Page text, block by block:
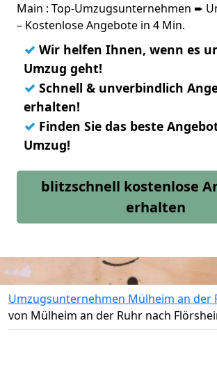
Main : Top-Umzugsunternehmen ➨
– Kostenlose Angebote in 4 Min.
✓ Wir helfen Ihnen, wenn es
Umzug geht!
✓ Schnell & unverbindlich
erhalten!
✓ Finden Sie das beste
Umzug!
blitzschnell kostenlose
erhalten
Umzugsunternehmen Mülheim an der
von Mülheim an der Ruhr nach